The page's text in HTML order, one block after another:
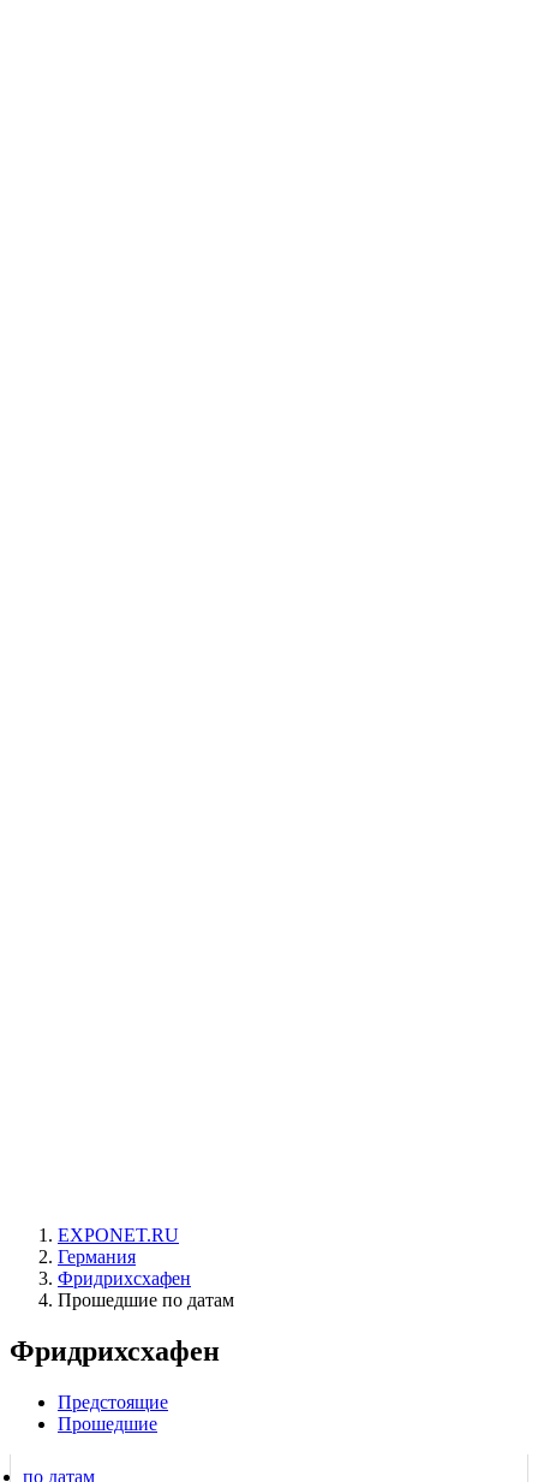
EXPONET.RU
Германия
Фридрихсхафен
Прошедшие по датам
Фридрихсхафен
Предстоящие
Прошедшие
по датам